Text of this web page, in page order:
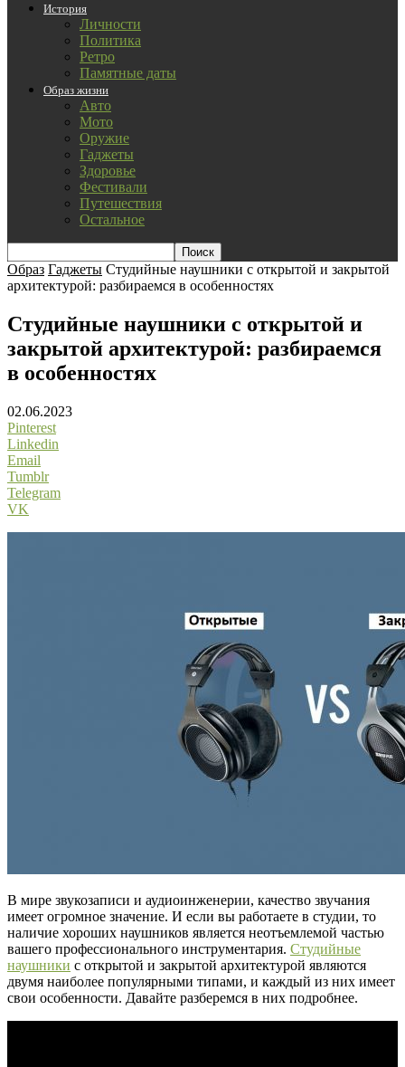
История
Личности
Политика
Ретро
Памятные даты
Образ жизни
Авто
Мото
Оружие
Гаджеты
Здоровье
Фестивали
Путешествия
Остальное
Образ Гаджеты Студийные наушники с открытой и закрытой
архитектурой: разбираемся в особенностях
Студийные наушники с открытой и
закрытой архитектурой: разбираемся
в особенностях
02.06.2023
Pinterest
Linkedin
Email
Tumblr
Telegram
VK
В мире звукозаписи и аудиоинженерии, качество звучания
имеет огромное значение. И если вы работаете в студии, то
наличие хороших наушников является неотъемлемой частью
вашего профессионального инструментария. Студийные
наушники с открытой и закрытой архитектурой являются
двумя наиболее популярными типами, и каждый из них имеет
свои особенности. Давайте разберемся в них подробнее.